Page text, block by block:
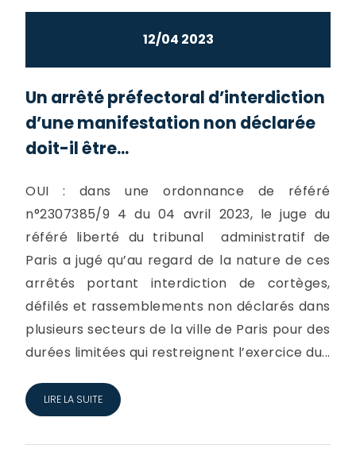
12/04 2023
Un arrêté préfectoral d’interdiction
d’une manifestation non déclarée
doit-il être...
OUI : dans une ordonnance de référé
n°2307385/9 4 du 04 avril 2023, le juge du
référé liberté du tribunal administratif de
Paris a jugé qu’au regard de la nature de ces
arrêtés portant interdiction de cortèges,
défilés et rassemblements non déclarés dans
plusieurs secteurs de la ville de Paris pour des
durées limitées qui restreignent l’exercice du...
LIRE LA SUITE